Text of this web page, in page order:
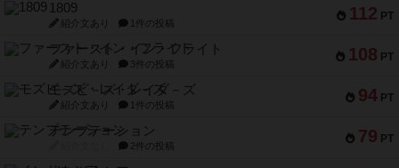
112 PT
1809
紹介文あり 1件の投稿
108 PT
ファースト・イン・フライト
紹介文あり 3件の投稿
94 PT
モズビ－ズ・レイダ－ズ
紹介文あり 1件の投稿
79 PT
テンプテーション
2件の投稿